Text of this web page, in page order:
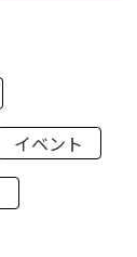
イベント